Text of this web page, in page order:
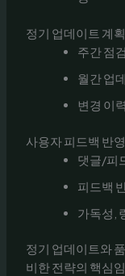
정기 업데이트 계획
주간 점
월간 업
변경 이
사용자 피드백 반영
댓글/피
피드백
가독성,
정기 업데이트와
비한 전략의 핵심